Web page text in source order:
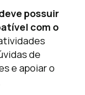
possuir
com o
de
e apoiar o